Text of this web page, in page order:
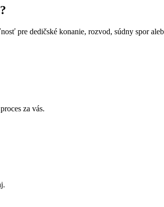
pre dedičské konanie, rozvod, súdny spor
za vás.